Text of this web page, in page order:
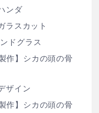
ンダ
ラスカット
ドグラス
作】シカの頭の骨
ザイン
作】シカの頭の骨